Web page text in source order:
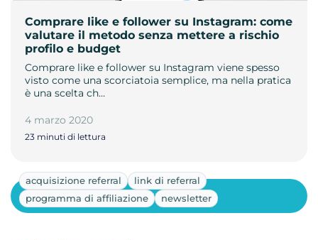
Comprare like e follower su Instagram: come
valutare il metodo senza mettere a rischio
profilo e budget
Comprare like e follower su Instagram viene spesso
visto come una scorciatoia semplice, ma nella pratica
è una scelta ch…
4 marzo 2020
23 minuti di lettura
acquisizione referral
link di referral
programma di affiliazione
newsletter
Mostra altri